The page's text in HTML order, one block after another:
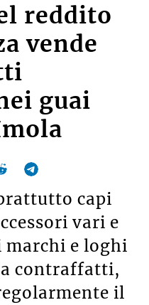
reddito
vende
guai
capi
vari e
e loghi
contraffatti,
il